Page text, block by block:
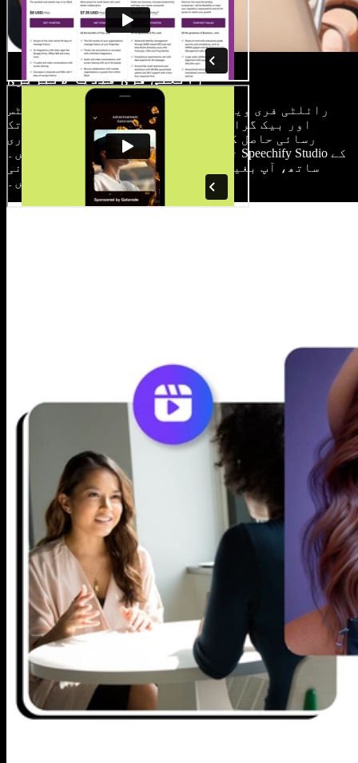
رائلٹی فری میڈیا لائبریری
رائلٹی فری ویڈیو کلپس، تصاویر، ساؤنڈ ایفیکٹس
اور بیک گراؤنڈ میوزک کی ایک وسیع لائبریری تک
رسائی حاصل کریں تاکہ اپنے ذاتی اور کاروباری
ٹریول ویڈیوز کو مزید نکھار سکیں۔ Speechify Studio کے
ساتھ، آپ بغیر کسی کاپی رائٹ اجازت کے باآسانی
کانٹینٹ بنا سکتے ہیں۔